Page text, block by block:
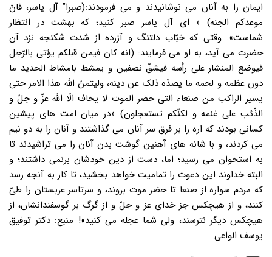
ایمان را به آنان می نوشانیدند و می فرمودند:(صبرا” آل یاسر، فانّ
موعدکم الجنه) « ای آل یاسر صبر کنید؛ که بهشت در انتظار
شماست». وقتی که خبّاب دلتنگ و آزرده از شدت شکنجه نزد آن
حضرت می آید، به او می فرمایند: (انه کان فیمن قبلکم یؤتی بالرّجل
فیوضع المنشار علی رأسه فیشقّ نصفین و یمشط بامشاط الحدید ما
دون عظمه و لحمه ما یصدّه ذلک عن دینه، ولیتمنّ الله هذا الامر حتی
یسیر الراکب من صنعاء التی حضر الموت لا یخاف الّا الله عزّ و جلّ و
الذّئب علی غنمه و لکنّکم تستعجلون) «در میان امت های پیشین
کسانی بودند که اره را بر فرق سر آنان می گذاشتند و آنان را به دو نیم
می کردند، و با شانه های آهنین گوشت بدن آنان را می تراشیدند تا
به استخوان می رسید؛ اما، دست از دین خودشان برنمی داشتند؛ و
البته خداوند این دعوت را تمامیت خواهد بخشید، تا کار به آنجه رسد
که مردم سواره از صنعا تا حضر موت بروند، و سرتاسر عربستان را طیّ
کنند، و از هیچکس جز خدای عز و جلّ و از گرگ بر گوسفندانشان، از
هیچکس دیگر نترسند، ولی شما عجله می کنید»! منبع: دکتر توفیق
یوسف الواعی